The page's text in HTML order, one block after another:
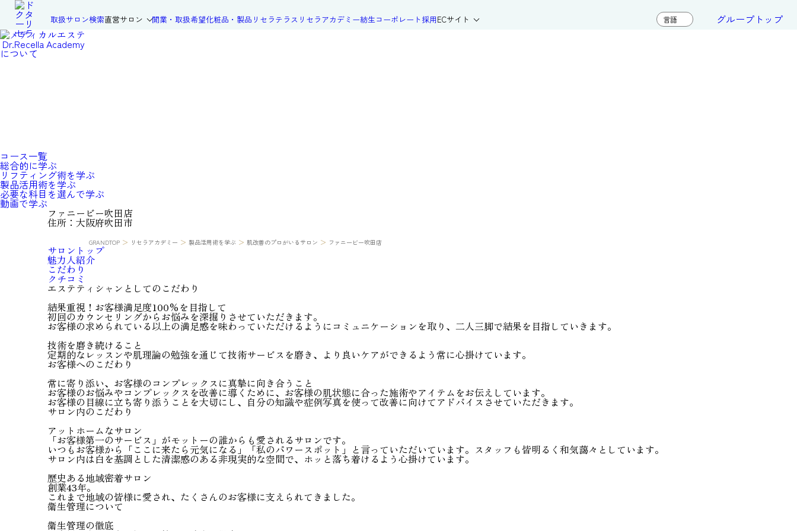
取扱サロン検索直営サロン 開業・取扱希望化粧品・製品 リセラテラス リセラアカデミー紡生コーポレート採用ECサイト
グループトップ
Dr.Recella Academy
について
コース一覧
総合的に学ぶ
リフティング術を学ぶ
製品活用術を学ぶ
必要な科目を選んで学ぶ
動画で学ぶ
ファニービー吹田店
住所：大阪府吹田市
GRANDTOP > リセラアカデミー > 製品活用術を学ぶ > 肌改善のプロがいるサロン > ファニービー吹田店
サロン トップ
魅力人紹介
こだわり
クチコミ
エステティシャンとしてのこだわり
結果重視！お客様満足度100%を目指して
初回のカウンセリングからお悩みを深掘りさせていただきます。
お客様の求められている以上の満足感を味わっていただけるようにコミュニケーションを取り、二人三脚で結果を目指していきます。
技術を磨き続けること
定期的なレッスンや肌理論の勉強を通じて技術サービスを磨き、より良いケアができるよう常に心掛けています。
お客様へのこだわり
常に寄り添い、お客様のコンプレックスに真摯に向き合うこと
お客様のお悩みやコンプレックスを改善に導くために、お客様の肌状態に合った施術やアイテムをお伝えしています。
お客様の目線に立ち寄り添うことを大切にし、自分の知識や症例写真を使って改善に向けてアドバイスさせていただきます。
サロン内のこだわり
アットホームなサロン
「お客様第一のサービス」がモットーの誰からも愛されるサロンです。
いつもお客様から「ここに来たら元気になる」「私のパワースポット」と言っていただいています。スタッフも皆明るく和気藹々としています。
サロン内は白を基調とした清潔感のある非現実的な空間で、ホッと落ち着けるよう心掛けています。
歴史ある地域密着サロン
創業43年。
これまで地域の皆様に愛され、たくさんのお客様に支えられてきました。
衛生管理について
衛生管理の徹底